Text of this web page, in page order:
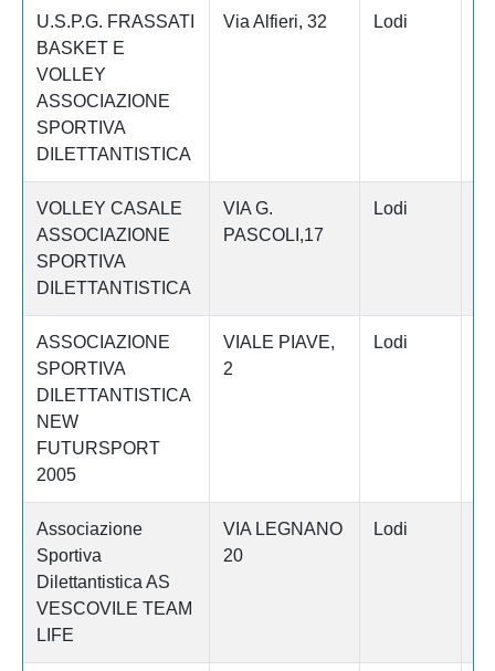
U.S.P.G. FRASSATI
BASKET E
VOLLEY
ASSOCIAZIONE
SPORTIVA
DILETTANTISTICA
Via Alfieri, 32 Lodi
VOLLEY CASALE
ASSOCIAZIONE
SPORTIVA
DILETTANTISTICA
VIA G.
PASCOLI,17
Lodi
ASSOCIAZIONE
SPORTIVA
DILETTANTISTICA
NEW
FUTURSPORT
2005
VIALE PIAVE,
2
Lodi
Associazione
Sportiva
Dilettantistica AS
VESCOVILE TEAM
LIFE
VIA LEGNANO
20
Lodi